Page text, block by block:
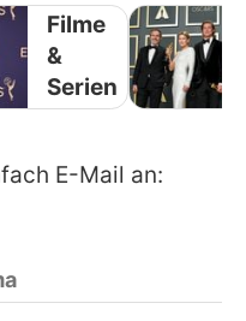
Filme
&
Serien
E-Mail an: